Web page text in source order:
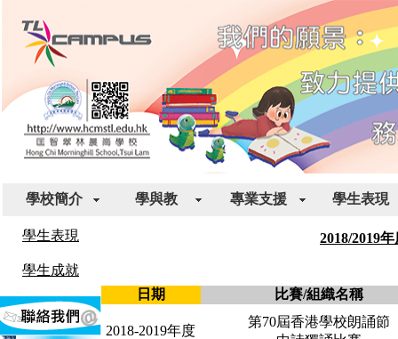
學校簡介 學與教 專業支援 學生表現
學生表現
學生成就
2018/2019年
日期 比賽/組織名稱
2018-2019年度
第70屆香港學校朗誦節